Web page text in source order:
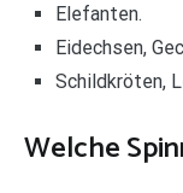
Elefanten.
Eidechsen,
Schildkröten,
Welche